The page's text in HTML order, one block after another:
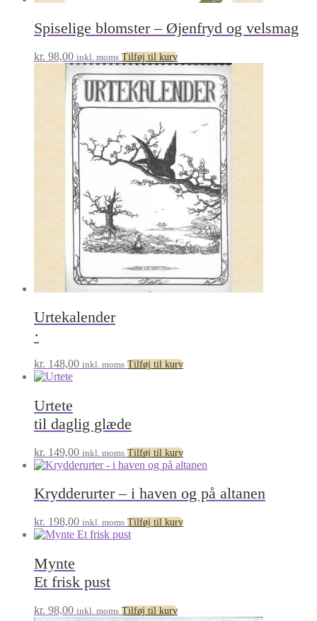
Spiselige blomster – Øjenfryd og velsmag
kr. 98,00 inkl. moms Tilføj til kurv
Urtekalender
·
kr. 148,00 inkl. moms Tilføj til kurv
Urtete
til daglig glæde
kr. 149,00 inkl. moms Tilføj til kurv
Krydderurter – i haven og på altanen
kr. 198,00 inkl. moms Tilføj til kurv
Mynte
Et frisk pust
kr. 98,00 inkl. moms Tilføj til kurv